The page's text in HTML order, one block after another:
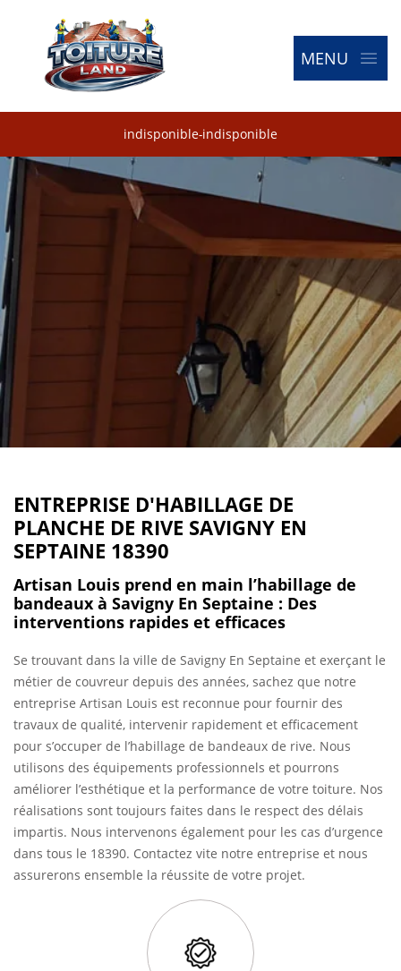
MENU
indisponible-indisponible
ENTREPRISE D'HABILLAGE DE
PLANCHE DE RIVE SAVIGNY EN
SEPTAINE 18390
Artisan Louis prend en main l’habillage de
bandeaux à Savigny En Septaine : Des
interventions rapides et efficaces
Se trouvant dans la ville de Savigny En Septaine et exerçant le
métier de couvreur depuis des années, sachez que notre
entreprise Artisan Louis est reconnue pour fournir des
travaux de qualité, intervenir rapidement et efficacement
pour s’occuper de l’habillage de bandeaux de rive. Nous
utilisons des équipements professionnels et pourrons
améliorer l’esthétique et la performance de votre toiture. Nos
réalisations sont toujours faites dans le respect des délais
impartis. Nous intervenons également pour les cas d’urgence
dans tous le 18390. Contactez vite notre entreprise et nous
assurerons ensemble la réussite de votre projet.